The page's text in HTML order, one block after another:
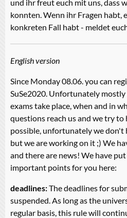
und ihr freut euch mit uns, dass
konnten. Wenn ihr Fragen habt,
konkreten Fall habt - meldet
English version
Since Monday 08.06. you can
SuSe2020. Unfortunately
exams take place, when and in
questions reach us and we try to
possible, unfortunately we don't
but we are working on it ;) We
and there are news! We have
important points for you here:
deadlines:The deadlines for
suspended. As long as the
regular basis, this rule will